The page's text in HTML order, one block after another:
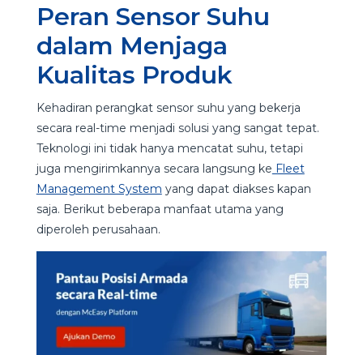
Peran Sensor Suhu
dalam Menjaga
Kualitas Produk
Kehadiran perangkat sensor suhu yang bekerja
secara real-time menjadi solusi yang sangat tepat.
Teknologi ini tidak hanya mencatat suhu, tetapi
juga mengirimkannya secara langsung ke Fleet
Management System yang dapat diakses kapan
saja. Berikut beberapa manfaat utama yang
diperoleh perusahaan.